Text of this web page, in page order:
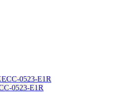
0523-E1R